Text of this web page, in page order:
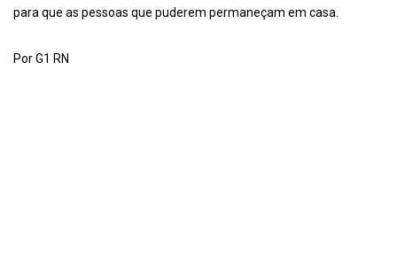
para que as pessoas que puderem permaneçam em casa.
Por G1 RN